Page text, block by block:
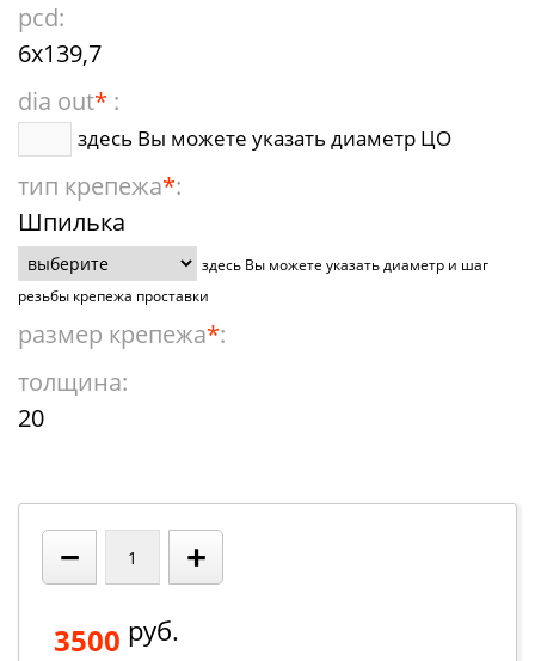
pcd:
6x139,7
dia out* :
здесь Вы можете указать диаметр ЦО
тип крепежа*:
Шпилька
здесь Вы можете указать диаметр и шаг
резьбы крепежа проставки
размер крепежа*:
толщина:
20
− +
3500 руб.